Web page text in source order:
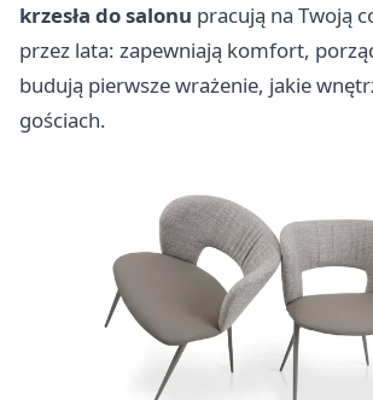
krzesła do salonu pracują na Twoją
przez lata: zapewniają komfort,
budują pierwsze wrażenie, jakie
gościach.